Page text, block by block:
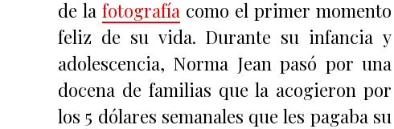
de la fotografía como el primer momento
feliz de su vida. Durante su infancia y
adolescencia, Norma Jean pasó por una
docena de familias que la acogieron por
los 5 dólares semanales que les pagaba su